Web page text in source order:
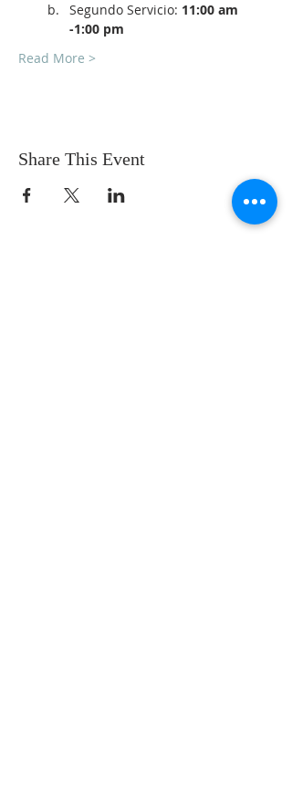
Segundo Servicio: 11:00 am
-1:00 pm
Read More >
Share This Event